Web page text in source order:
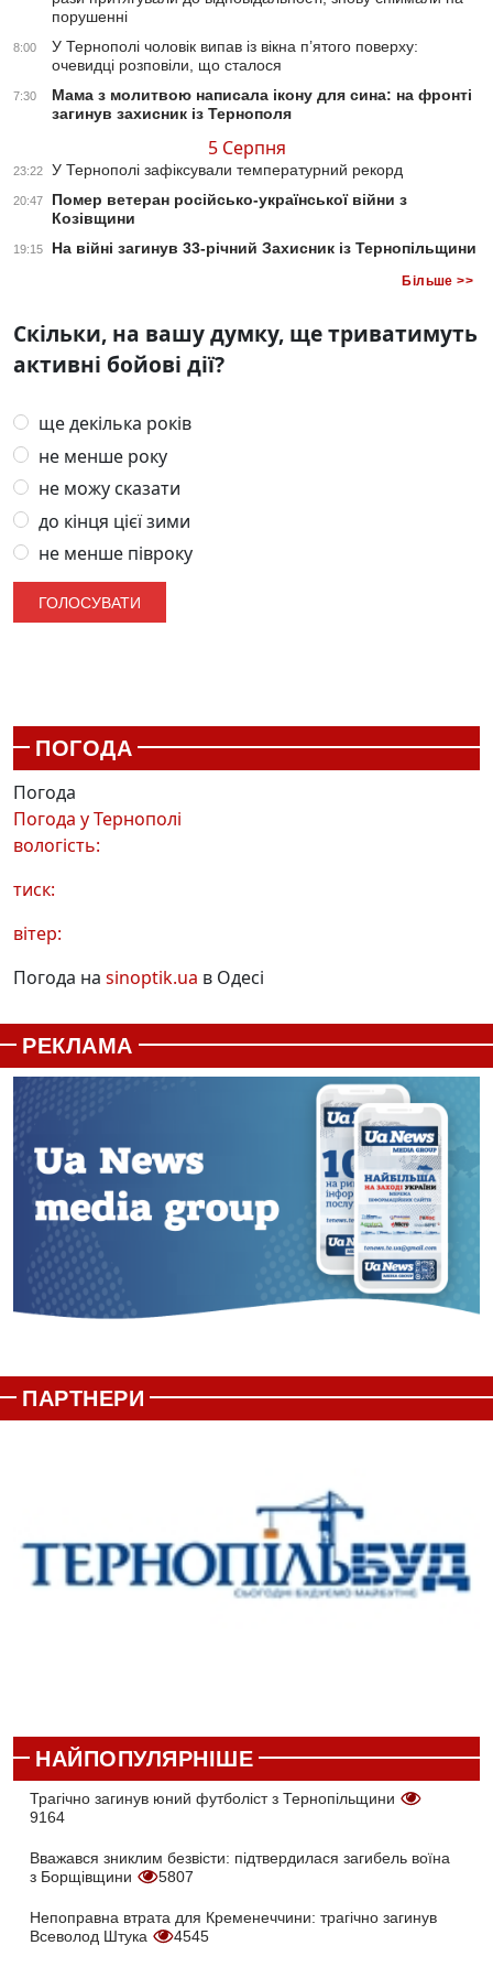
порушенні
8:00
У Тернополі чоловік випав із вікна п’ятого поверху:
очевидці розповіли, що сталося
7:30
Мама з молитвою написала ікону для сина: на фронті
загинув захисник із Тернополя
5 Серпня
23:22 У Тернополі зафіксували температурний рекорд
20:47
Помер ветеран російсько-української війни з
Козівщини
19:15 На війні загинув 33-річний Захисник із Тернопільщини
Більше >>
Скільки, на вашу думку, ще триватимуть
активні бойові дії?
ще декілька років
не менше року
не можу сказати
до кінця цієї зими
не менше півроку
ПОГОДА
Погода
Погода уТернополі
вологість:
тиск:
вітер:
Погода на sinoptik.ua в Одесі
РЕКЛАМА
ПАРТНЕРИ
НАЙПОПУЛЯРНІШЕ
Трагічно загинув юний футболіст з Тернопільщини
9164
Вважався зниклим безвісти: підтвердилася загибель воїна
з Борщівщини
5807
Непоправна втрата для Кременеччини: трагічно загинув
Всеволод Штука
4545